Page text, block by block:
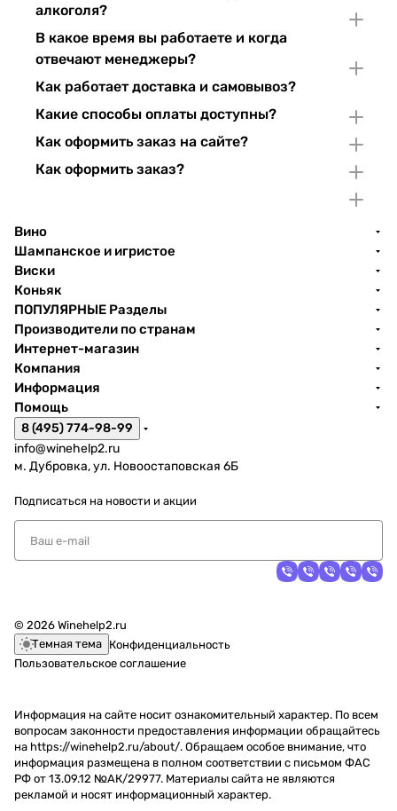
алкоголя?
В какое время вы работаете и когда
отвечают менеджеры?
Как работает доставка и самовывоз?
Какие способы оплаты доступны?
Как оформить заказ на сайте?
Как оформить заказ?
Вино
Шампанское и игристое
Виски
Коньяк
ПОПУЛЯРНЫЕ Разделы
Производители по странам
Интернет-магазин
Компания
Информация
Помощь
8 (495) 774-98-99
info@winehelp2.ru
м. Дубровка, ул. Новоостаповская 6Б
Подписаться на новости и акции
© 2026 Winehelp2.ru
Темная тема Конфиденциальность
Пользовательское соглашение
Информация на сайте носит ознакомительный характер. По всем
вопросам законности предоставления информации обращайтесь
на https://winehelp2.ru/about/. Обращаем особое внимание, что
информация размещена в полном соответствии с письмом ФАС
РФ от 13.09.12 №АК/29977. Материалы сайта не являются
рекламой и носят информационный характер.